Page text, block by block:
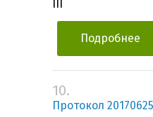
Подробнее
10.
Протокол 20170625